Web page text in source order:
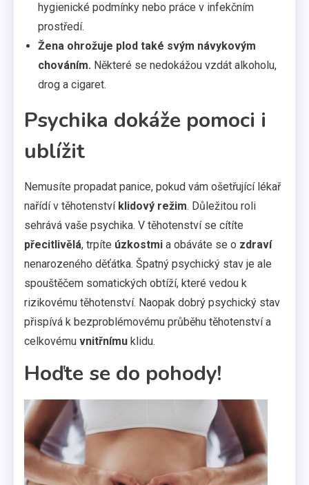
hygienické podmínky nebo práce v infekčním
prostředí.
Žena ohrožuje plod také svým návykovým
chováním. Některé se nedokážou vzdát alkoholu,
drog a cigaret.
Psychika dokáže pomoci i
ublížit
Nemusíte propadat panice, pokud vám ošetřující lékař
nařídí v těhotenstvíklidový režim. Důležitou roli
sehrává vaše psychika. V těhotenství se cítíte
přecitlivělá, trpíte úzkostmi a obáváte se o zdraví
nenarozeného děťátka. Špatný psychický stav je ale
spouštěčem somatických obtíží, které vedou k
rizikovému těhotenství. Naopak dobrý psychický stav
přispívá k bezproblémovému průběhu těhotenství a
celkovému vnitřnímu klidu.
Hoďte se do pohody!